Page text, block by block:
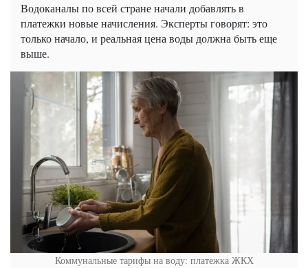
Водоканалы по всей стране начали добавлять в
платежки новые начисления. Эксперты говорят: это
только начало, и реальная цена воды должна быть еще
выше.
Коммунальные тарифы на воду: платежка ЖКХ